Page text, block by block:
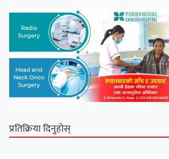
प्रतिक्रिया दिनुहोस्